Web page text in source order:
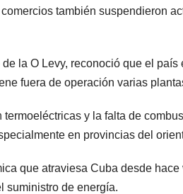
también suspendieron
la O Levy, reconoció que el
fuera de operación varias
y la falta de
en provincias del
que atraviesa Cuba desde
suministro de energía.